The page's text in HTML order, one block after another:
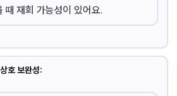
때 재회 가능성이 있어요.
호 보완성: